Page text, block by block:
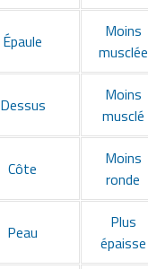
Épaule
Moins
musclée
Dessus
Moins
musclé
Côte
Moins
ronde
Peau
Plus
épaisse